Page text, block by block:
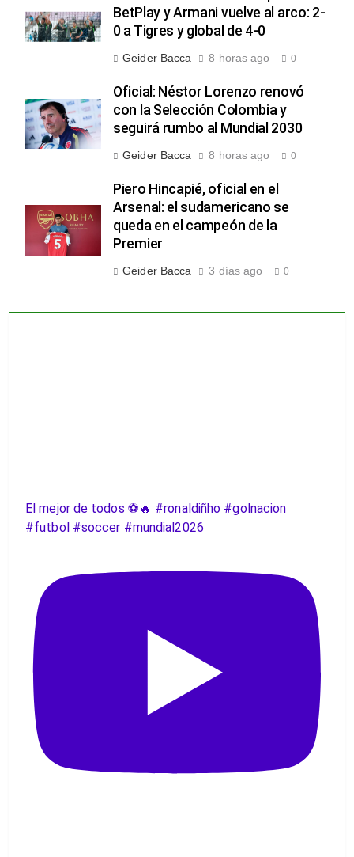
BetPlay y Armani vuelve al arco: 2-
0 a Tigres y global de 4-0
Geider Bacca 8 horas ago 0
Oficial: Néstor Lorenzo renovó
con la Selección Colombia y
seguirá rumbo al Mundial 2030
Geider Bacca 8 horas ago 0
Piero Hincapié, oficial en el
Arsenal: el sudamericano se
queda en el campeón de la
Premier
Geider Bacca 3 días ago 0
El mejor de todos ⚽️🔥 #ronaldiñho #golnacion
#futbol #soccer #mundial2026